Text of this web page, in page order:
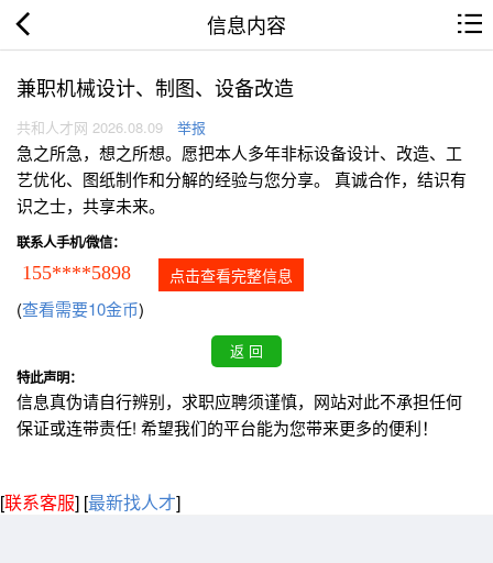
信息内容
兼职机械设计、制图、设备改造
共和人才网 2026.08.09 举报
急之所急，想之所想。愿把本人多年非标设备设计、改造、工
艺优化、图纸制作和分解的经验与您分享。 真诚合作，结识有
识之士，共享未来。
联系人手机/微信：
155****5898 点击查看完整信息
(查看需要10金币)
特此声明：
信息真伪请自行辨别，求职应聘须谨慎，网站对此不承担任何
保证或连带责任! 希望我们的平台能为您带来更多的便利！
[联系客服] [最新找人才]